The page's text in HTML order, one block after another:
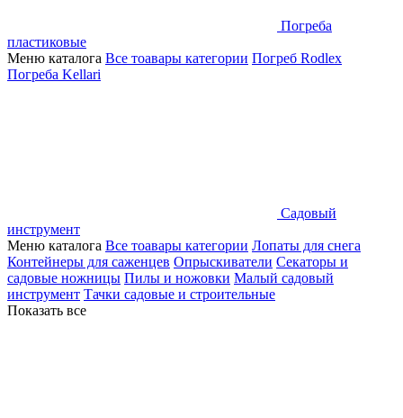
Погреба
пластиковые
Меню каталога Все тоавары категории Погреб Rodlex
Погреба Kellari
Садовый
инструмент
Меню каталога Все тоавары категории Лопаты для снега
Контейнеры для саженцев Опрыскиватели Секаторы и
садовые ножницы Пилы и ножовки Малый садовый
инструмент Тачки садовые и строительные
Показать все